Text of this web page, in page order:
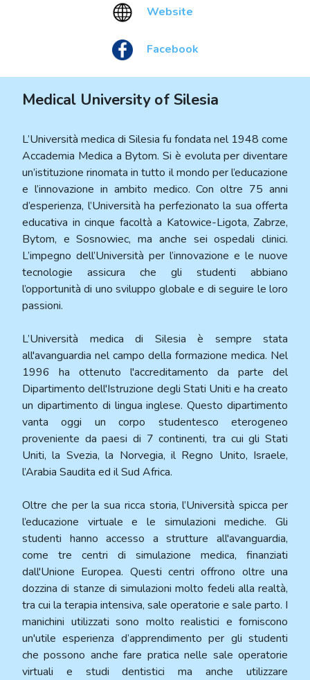
Website
Facebook
Medical University of Silesia
L’Università medica di Silesia fu fondata nel 1948 come
Accademia Medica a Bytom. Si è evoluta per diventare
un’istituzione rinomata in tutto il mondo per l’educazione
e l’innovazione in ambito medico. Con oltre 75 anni
d’esperienza, l’Università ha perfezionato la sua offerta
educativa in cinque facoltà a Katowice-Ligota, Zabrze,
Bytom, e Sosnowiec, ma anche sei ospedali clinici.
L’impegno dell’Università per l’innovazione e le nuove
tecnologie assicura che gli studenti abbiano
l’opportunità di uno sviluppo globale e di seguire le loro
passioni.
L’Università medica di Silesia è sempre stata
all'avanguardia nel campo della formazione medica. Nel
1996 ha ottenuto l'accreditamento da parte del
Dipartimento dell'Istruzione degli Stati Uniti e ha creato
un dipartimento di lingua inglese. Questo dipartimento
vanta oggi un corpo studentesco eterogeneo
proveniente da paesi di 7 continenti, tra cui gli Stati
Uniti, la Svezia, la Norvegia, il Regno Unito, Israele,
l’Arabia Saudita ed il Sud Africa.
Oltre che per la sua ricca storia, l’Università spicca per
l’educazione virtuale e le simulazioni mediche. Gli
studenti hanno accesso a strutture all'avanguardia,
come tre centri di simulazione medica, finanziati
dall'Unione Europea. Questi centri offrono oltre una
dozzina di stanze di simulazioni molto fedeli alla realtà,
tra cui la terapia intensiva, sale operatorie e sale parto. I
manichini utilizzati sono molto realistici e forniscono
un'utile esperienza d’apprendimento per gli studenti
che possono anche fare pratica nelle sale operatorie
virtuali e studi dentistici ma anche utilizzare